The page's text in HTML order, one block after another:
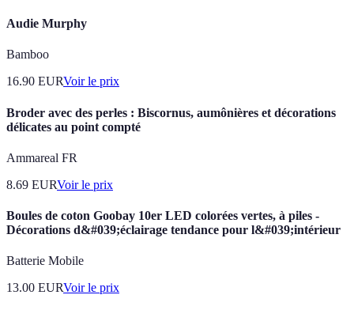
Audie Murphy
Bamboo
16.90 EURVoir le prix
Broder avec des perles : Biscornus, aumônières et décorations
délicates au point compté
Ammareal FR
8.69 EURVoir le prix
Boules de coton Goobay 10er LED colorées vertes, à piles -
Décorations d&#039;éclairage tendance pour l&#039;intérieur
Batterie Mobile
13.00 EURVoir le prix